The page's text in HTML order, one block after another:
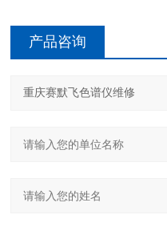
产品咨询